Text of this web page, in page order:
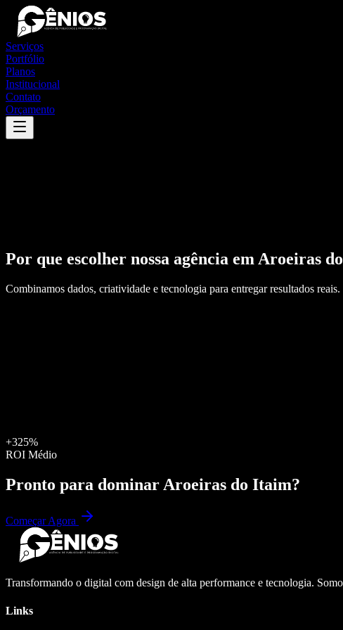
Serviços
Portfólio
Planos
Institucional
Contato
Orçamento
Por que escolher nossa agência em Aroeiras
Combinamos dados, criatividade e tecnologia para entregar resultados reais.
+325%
ROI Médio
Pronto para dominar Aroeiras do Itaim?
Começar Agora
Transformando o digital com design de alta performance e tecnologia.
Links